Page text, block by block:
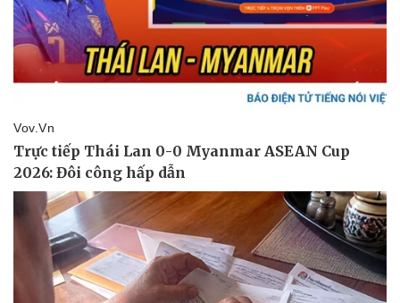
Sức khỏe
Dinh dưỡng - món ngon
Cây thuốc
Sản phụ khoa
Nam khoa
Làm đẹp - giảm cân
Phòng mạch online
Ăn sạch sống khỏe
Đời sống
Nhà đẹp
Blog
Tình yêu - Gia đình